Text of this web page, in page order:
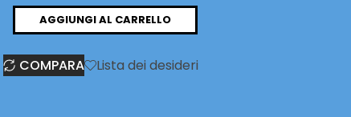
PEUGEOT
quantità
AGGIUNGI AL CARRELLO
COMPARA Lista dei desideri